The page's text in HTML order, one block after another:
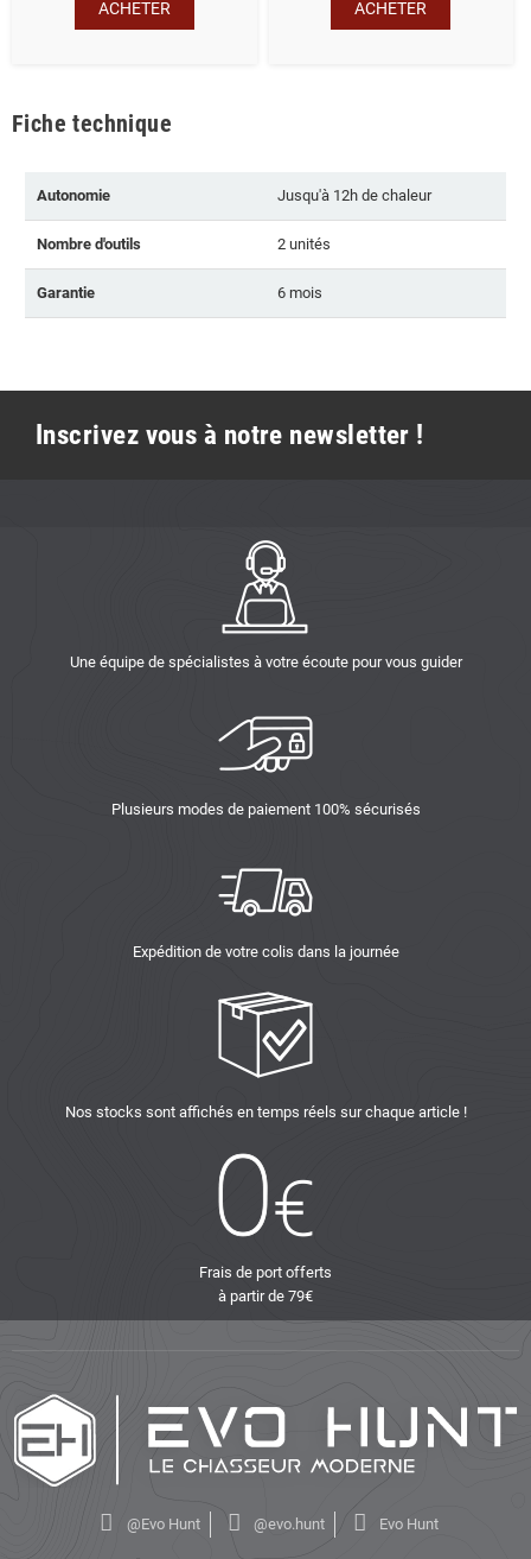
ACHETER ACHETER
Fiche technique
Autonomie Jusqu'à 12h de chaleur
Nombre d'outils 2 unités
Garantie 6 mois
Inscrivez vous à notre newsletter !
Une équipe de spécialistes à votre écoute pour vous guider
Plusieurs modes de paiement 100% sécurisés
Expédition de votre colis dans la journée
Nos stocks sont affichés en temps réels sur chaque article !
Frais de port offerts
à partir de 79€
@Evo Hunt @evo.hunt Evo Hunt